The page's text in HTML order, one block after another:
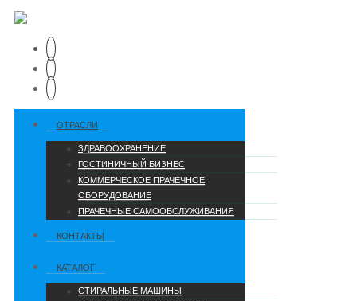
ОТРАСЛИ
ЗДРАВООХРАНЕНИЕ
ГОСТИНИЧНЫЙ БИЗНЕС
КОММЕРЧЕСКОЕ ПРАЧЕЧНОЕ
ОБОРУДОВАНИЕ
ПРАЧЕЧНЫЕ САМООБСЛУЖИВАНИЯ
КОНТАКТЫ
КАТАЛОГ
СТИРАЛЬНЫЕ МАШИНЫ